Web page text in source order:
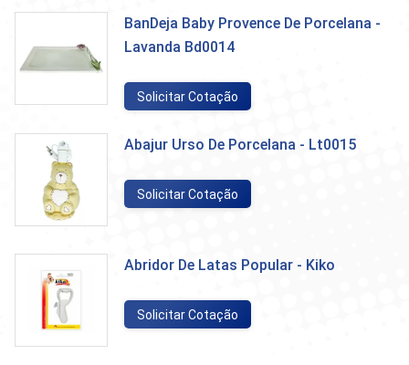
BanDeja Baby Provence De Porcelana -
Lavanda Bd0014
Solicitar Cotação
Abajur Urso De Porcelana - Lt0015
Solicitar Cotação
Abridor De Latas Popular - Kiko
Solicitar Cotação